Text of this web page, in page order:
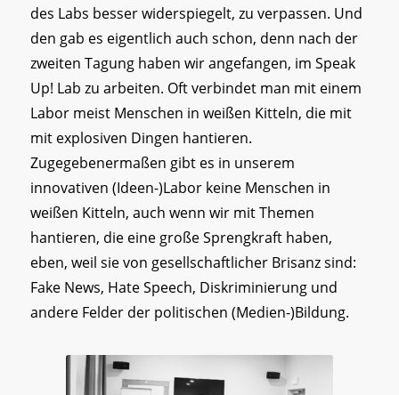
des Labs besser widerspiegelt, zu verpassen. Und
den gab es eigentlich auch schon, denn nach der
zweiten Tagung haben wir angefangen, im Speak
Up! Lab zu arbeiten. Oft verbindet man mit einem
Labor meist Menschen in weißen Kitteln, die mit
mit explosiven Dingen hantieren.
Zugegebenermaßen gibt es in unserem
innovativen (Ideen-)Labor keine Menschen in
weißen Kitteln, auch wenn wir mit Themen
hantieren, die eine große Sprengkraft haben,
eben, weil sie von gesellschaftlicher Brisanz sind:
Fake News, Hate Speech, Diskriminierung und
andere Felder der politischen (Medien-)Bildung.